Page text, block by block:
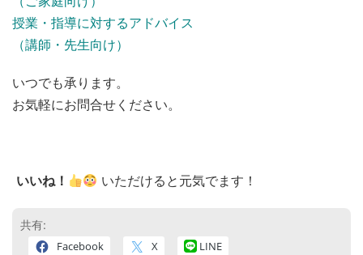
授業・指導に対するアドバイス
（講師・先生向け）
いつでも承ります。
お気軽にお問合せください。
いいね！ いただけると元気でます！
共有:
Facebook X LINE